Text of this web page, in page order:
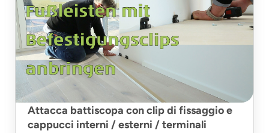
Attacca battiscopa con clip di fissaggio e
cappucci interni / esterni / terminali